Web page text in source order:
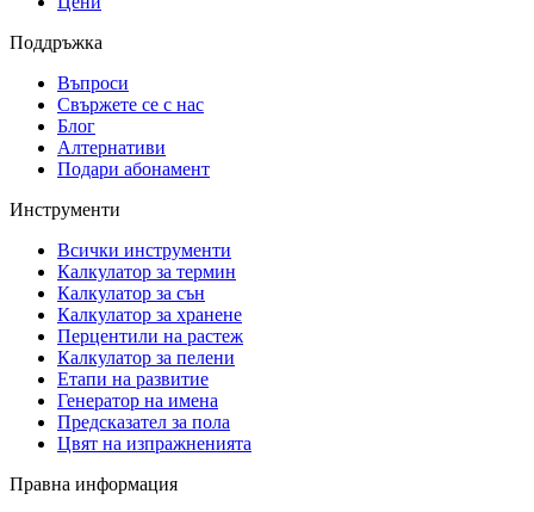
Поддръжка
Въпроси
Свържете се с нас
Блог
Алтернативи
Подари абонамент
Инструменти
Всички инструменти
Калкулатор за термин
Калкулатор за сън
Калкулатор за хранене
Перцентили на растеж
Калкулатор за пелени
Етапи на развитие
Генератор на имена
Предсказател за пола
Цвят на изпражненията
Правна информация